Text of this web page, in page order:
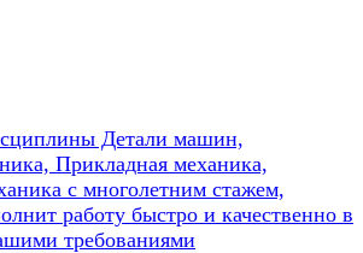
Детали машин,
Прикладная механика,
с многолетним стажем,
работу быстро и качественно в
требованиями